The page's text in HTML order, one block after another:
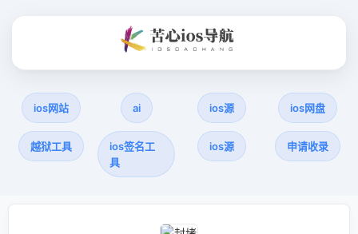
ios网站 ai ios源 ios网盘
越狱工具
ios签名工
具
ios源 申请收录